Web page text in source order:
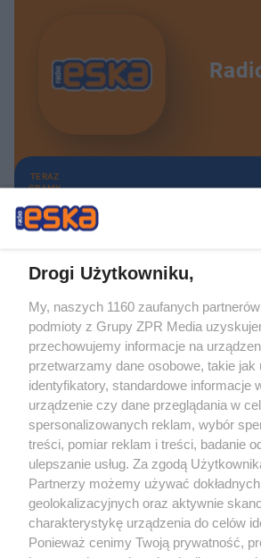
TERAZ
GRAMY
Żaden utwór zamieszczony w serwisie nie może
rozpowszechniany lub dalej rozpowszechniany w
tym także elektroniczny lub mechaniczny) na
eksploatacji w jakiejkolwiek formie, włącznie z
bez pisemnej zgody właściciela praw.
wykorzystanie utworów w całości lub w części z
bez właściwej zgody, jest zabronione pod groźbą
prawnie.
O nas
Drogi Użytkowniku,
My, naszych 1160 zaufanych
podmioty z Grupy ZPR Media
przechowujemy informacje na
przetwarzamy dane osobowe, takie jak
identyfikatory, standardowe informacje
urządzenie czy dane przeglądania w
spersonalizowanych reklam, wybór
treści, pomiar reklam i treści, badanie
ulepszanie usług. Za zgodą
Partnerzy możemy używać
geolokalizacyjnych oraz aktywnie
charakterystykę urządzenia do celów
Ponieważ cenimy Twoją prywatność,